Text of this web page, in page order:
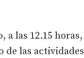
a las 12.15 horas,
de las actividades